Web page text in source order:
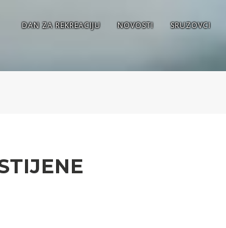
DAN ZA REKREACIJU NOVOSTI SRUZOVCI